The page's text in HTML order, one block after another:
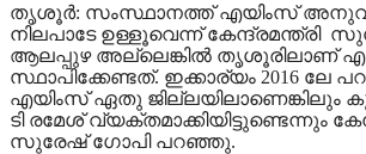
തൃശൂര്‍: സംസ്ഥാനത്ത് എയിംസ്
നിലപാടേ ഉള്ളൂവെന്ന് കേന്ദ്രമന്ത്രി
ആലപ്പുഴ അല്ലെങ്കില്‍ തൃശൂരിലാണ്
സ്ഥാപിക്കേണ്ടത്. ഇക്കാര്യം 2016 ലേ
എയിംസ് ഏതു ജില്ലയിലാണെങ്കിലും
ടി രമേശ് വ്യക്തമാക്കിയിട്ടുണ്ടെന്നും
സുരേഷ് ഗോപി പറഞ്ഞു.